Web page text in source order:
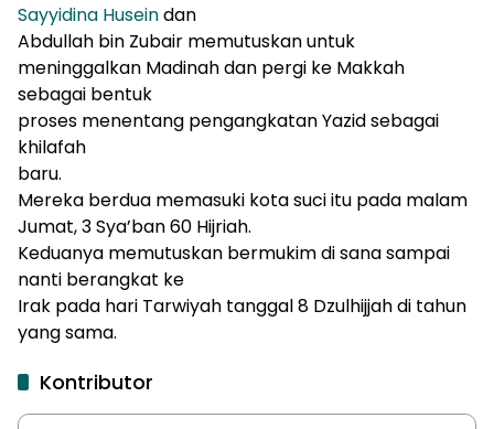
Sayyidina Huseindan
Abdullah bin Zubair memutuskan untuk
meninggalkan Madinah dan pergi ke Makkah
sebagai bentuk
proses menentang pengangkatan Yazid sebagai
khilafah
baru.
Mereka berdua memasuki kota suci itu pada malam
Jumat, 3 Sya’ban 60 Hijriah.
Keduanya memutuskan bermukim di sana sampai
nanti berangkat ke
Irak pada hari Tarwiyah tanggal 8 Dzulhijjahdi tahun
yang sama.
Kontributor